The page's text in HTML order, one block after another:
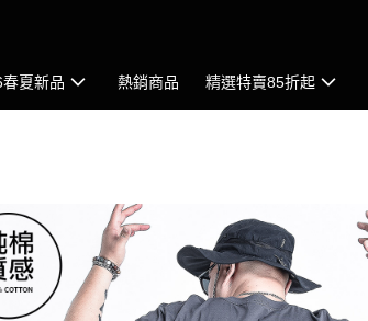
夏新品 熱銷商品 精選特賣85折起